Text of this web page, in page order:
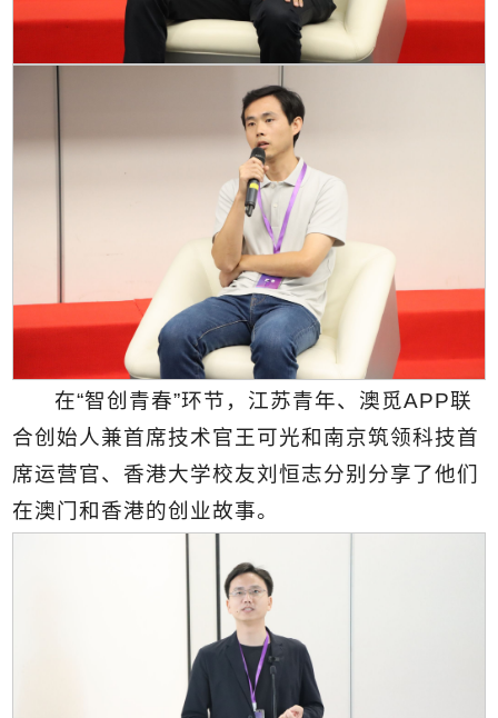
在“智创青春”环节，江苏青年、澳觅APP联
合创始人兼首席技术官王可光和南京筑领科技首
席运营官、香港大学校友刘恒志分别分享了他们
在澳门和香港的创业故事。